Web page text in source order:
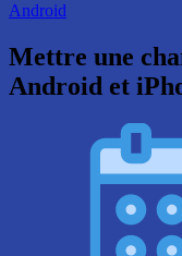
Android
Mettre une
Android et